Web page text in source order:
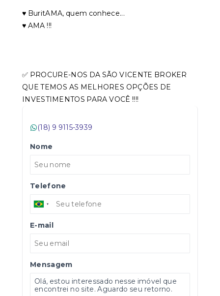
♥️ BuritAMA, quem conhece...
♥️ AMA !!!
✅ PROCURE-NOS DA SÃO VICENTE BROKER
QUE TEMOS AS MELHORES OPÇÕES DE
INVESTIMENTOS PARA VOCÊ !!!!
(18) 9 9115-3939
Nome
Telefone
E-mail
Mensagem